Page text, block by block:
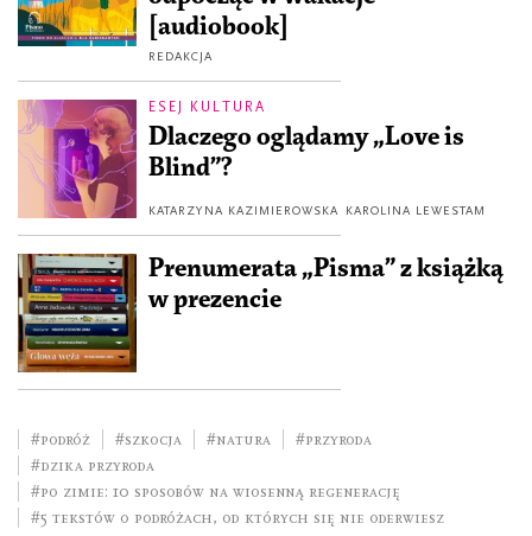
[audiobook]
REDAKCJA
ESEJ KULTURA
Dlaczego oglądamy „Love is
Blind”?
KATARZYNA KAZIMIEROWSKA KAROLINA LEWESTAM
Prenumerata „Pisma” z książką
w prezencie
#podróż #Szkocja #natura
#przyroda
#dzika przyroda
#Po zimie: 10 sposobów na wiosenną regenerację
#5 tekstów o podróżach, od których się nie oderwiesz